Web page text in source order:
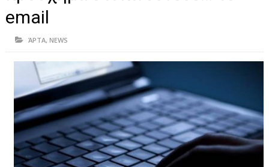
ΗΠΕΙΡΟΣ
ΙΩΑΝΝΙΝΑ
ΘΕΣΠΡΩΤΙΑ
ΙΟΝΙΑ ΝΗΣΙΑ
ΚΑΙ ΕΛΛΑΔΑ
email
ΆΡΤΑ, NEWS